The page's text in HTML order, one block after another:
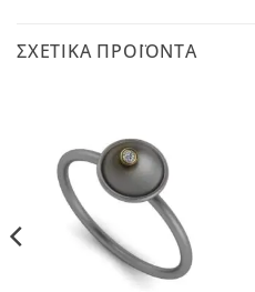
ΣΧΕΤΙΚΆ ΠΡΟΪΌΝΤΑ